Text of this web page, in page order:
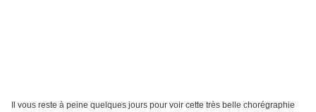
Il vous reste à peine quelques jours pour voir cette très belle chorégraphie